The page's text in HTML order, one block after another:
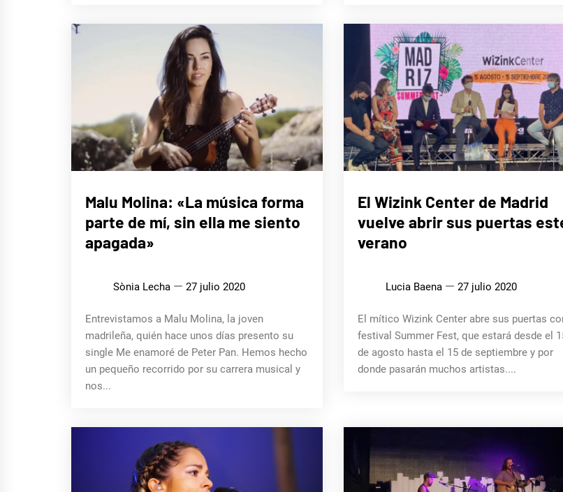
Malu Molina: «La música forma
parte de mí, sin ella me siento
apagada»
Sònia Lecha 27 julio 2020
Entrevistamos a Malu Molina, la joven
madrileña, quién hace unos días presento su
single Me enamoré de Peter Pan. Hemos hecho
un pequeño recorrido por su carrera musical y
nos...
El Wizink Center de Madrid
vuelve abrir sus puertas
verano
Lucia Baena 27 julio 2020
El mítico Wizink Center abre sus puertas
festival Summer Fest, que estará desde el
de agosto hasta el 15 de septiembre y por
donde pasarán muchos artistas....